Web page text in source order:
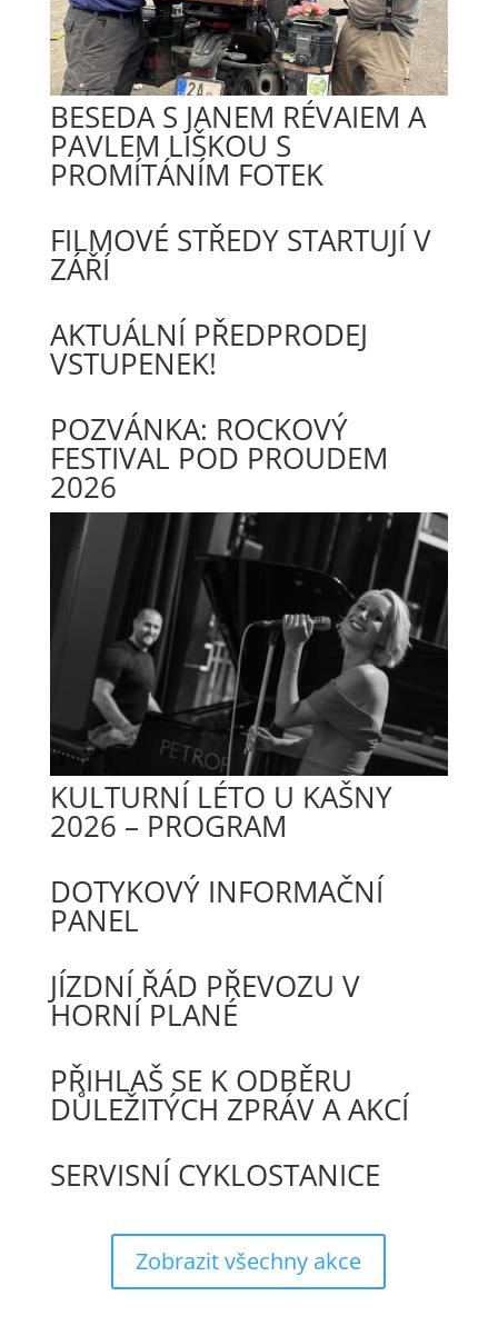
BESEDA S JANEM RÉVAIEM A
PAVLEM LIŠKOU S
PROMÍTÁNÍM FOTEK
FILMOVÉ STŘEDY STARTUJÍ V
ZÁŘÍ
AKTUÁLNÍ PŘEDPRODEJ
VSTUPENEK!
POZVÁNKA: ROCKOVÝ
FESTIVAL POD PROUDEM
2026
KULTURNÍ LÉTO U KAŠNY
2026 – PROGRAM
DOTYKOVÝ INFORMAČNÍ
PANEL
JÍZDNÍ ŘÁD PŘEVOZU V
HORNÍ PLANÉ
PŘIHLAŠ SE K ODBĚRU
DŮLEŽITÝCH ZPRÁV A AKCÍ
SERVISNÍ CYKLOSTANICE
Zobrazit všechny akce